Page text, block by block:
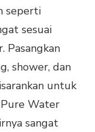
seperti
sesuai
Pasangkan
shower, dan
untuk
Water
sangat